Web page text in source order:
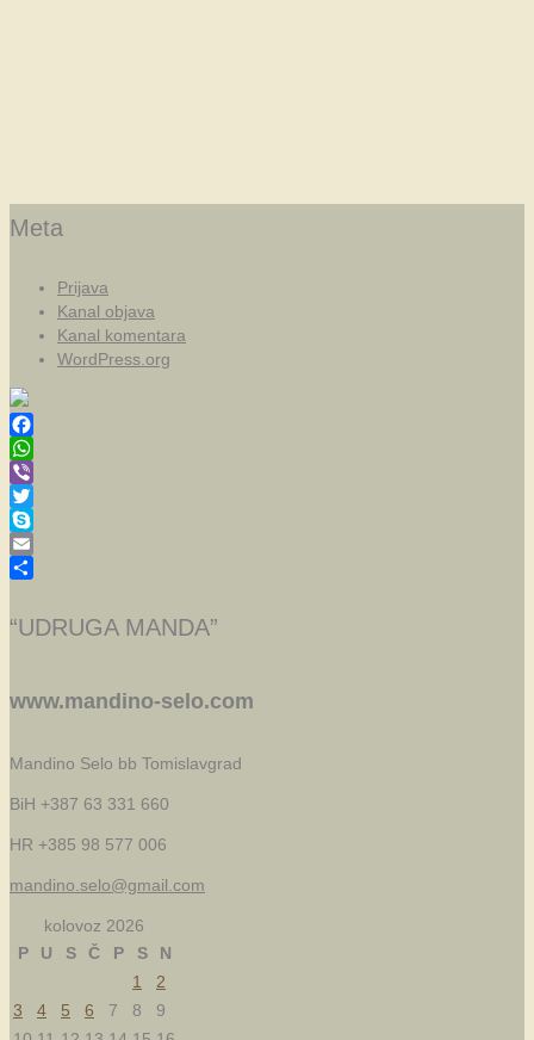
Meta
Prijava
Kanal objava
Kanal komentara
WordPress.org
Facebook
WhatsApp
Viber
Twitter
Skype
Email
“UDRUGA MANDA”
www.mandino-selo.com
Mandino Selo bb Tomislavgrad
BiH +387 63 331 660
HR +385 98 577 006
mandino.selo@gmail.com
kolovoz 2026
P
U S Č P S
N
1
2
3
4 5 6 7 8
9